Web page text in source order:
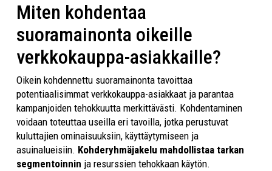
Miten kohdentaa
suoramainonta oikeille
verkkokauppa-asiakkaille?
Oikein kohdennettu suoramainonta tavoittaa
potentiaalisimmat verkkokauppa-asiakkaat ja parantaa
kampanjoiden tehokkuutta merkittävästi. Kohdentaminen
voidaan toteuttaa useilla eri tavoilla, jotka perustuvat
kuluttajien ominaisuuksiin, käyttäytymiseen ja
asuinalueisiin. Kohderyhmäjakelu mahdollistaa tarkan
segmentoinnin ja resurssien tehokkaan käytön.